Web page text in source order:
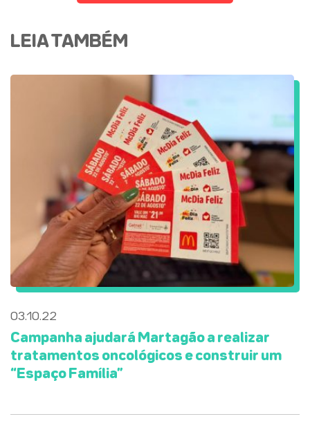
LEIA TAMBÉM
03.10.22
Campanha ajudará Martagão a realizar
tratamentos oncológicos e construir um
“Espaço Família”